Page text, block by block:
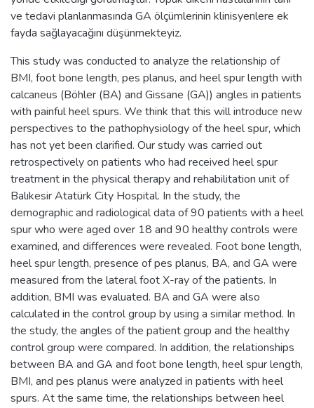
ve tedavi planlanmasında GA ölçümlerinin klinisyenlere ek
fayda sağlayacağını düşünmekteyiz.
This study was conducted to analyze the relationship of
BMI, foot bone length, pes planus, and heel spur length with
calcaneus (Böhler (BA) and Gissane (GA)) angles in patients
with painful heel spurs. We think that this will introduce new
perspectives to the pathophysiology of the heel spur, which
has not yet been clarified. Our study was carried out
retrospectively on patients who had received heel spur
treatment in the physical therapy and rehabilitation unit of
Balıkesir Atatürk City Hospital. In the study, the
demographic and radiological data of 90 patients with a heel
spur who were aged over 18 and 90 healthy controls were
examined, and differences were revealed. Foot bone length,
heel spur length, presence of pes planus, BA, and GA were
measured from the lateral foot X-ray of the patients. In
addition, BMI was evaluated. BA and GA were also
calculated in the control group by using a similar method. In
the study, the angles of the patient group and the healthy
control group were compared. In addition, the relationships
between BA and GA and foot bone length, heel spur length,
BMI, and pes planus were analyzed in patients with heel
spurs. At the same time, the relationships between heel